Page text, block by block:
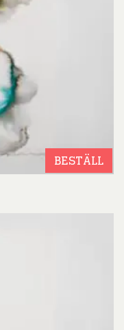
BESTÄLL